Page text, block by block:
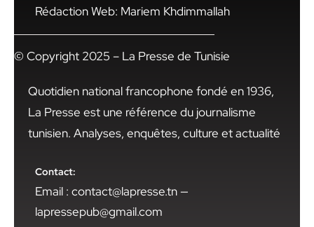
Rédaction Web: Mariem Khdimmallah
© Copyright 2025 – La Presse de Tunisie
Quotidien national francophone fondé en 1936,
La Presse est une référence du journalisme
tunisien. Analyses, enquêtes, culture et actualité
Contact:
Email : contact@lapresse.tn —
lapressepub@gmail.com